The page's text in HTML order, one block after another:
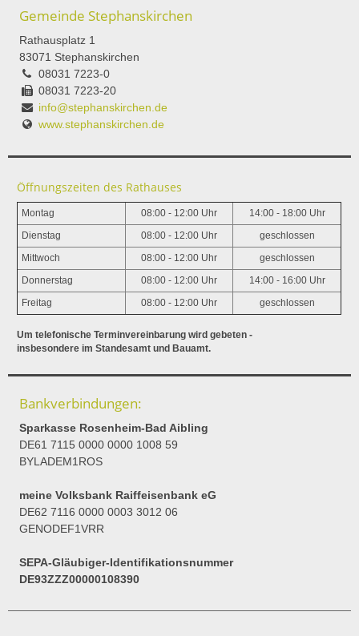
Gemeinde Stephanskirchen
Rathausplatz 1
83071 Stephanskirchen
08031 7223-0
08031 7223-20
info@stephanskirchen.de
www.stephanskirchen.de
Öffnungszeiten des Rathauses
Montag 08:00 - 12:00 Uhr 14:00 - 18:00 Uhr
Dienstag 08:00 - 12:00 Uhr geschlossen
Mittwoch 08:00 - 12:00 Uhr geschlossen
Donnerstag 08:00 - 12:00 Uhr 14:00 - 16:00 Uhr
Freitag 08:00 - 12:00 Uhr geschlossen
Um telefonische Terminvereinbarung wird gebeten -
insbesondere im Standesamt und Bauamt.
Bankverbindungen:
Sparkasse Rosenheim-Bad Aibling
DE61 7115 0000 0000 1008 59
BYLADEM1ROS
meine Volksbank Raiffeisenbank eG
DE62 7116 0000 0003 3012 06
GENODEF1VRR
SEPA-Gläubiger-Identifikationsnummer
DE93ZZZ00000108390